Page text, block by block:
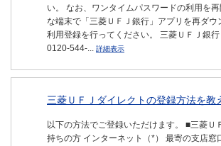
い。 なお、ワンタイムパスワードの利用を
な端末で「三菱ＵＦＪ銀行」アプリを再ダウ
利用登録を行ってください。 三菱ＵＦＪ銀
0120-544-... 詳細表示
三菱ＵＦＪダイレクトの登録方法を教
以下の方法でご登録いただけます。 ■三菱Ｕ
持ちの方 インターネット（*） 最寄の支店窓